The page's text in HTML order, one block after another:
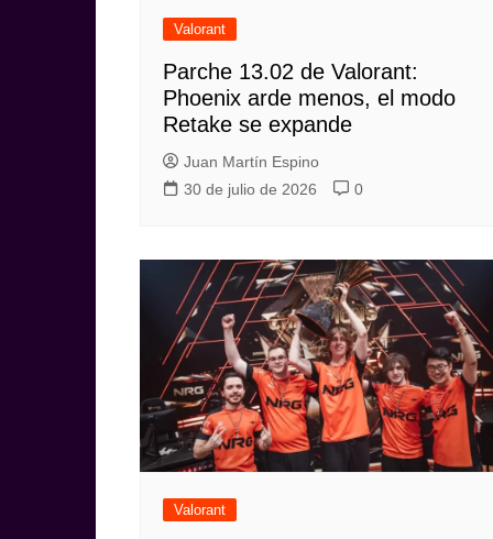
Valorant
Parche 13.02 de Valorant:
Phoenix arde menos, el modo
Retake se expande
Juan Martín Espino
30 de julio de 2026
0
Valorant